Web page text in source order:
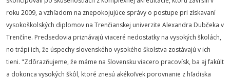
roku 2009, a vzhľadom na znepokojujúce správy o postupe pri získavaní
vysokoškolských diplomov na Trenčianskej univerzite Alexandra Dubčeka v
Trenčíne. Predsedovia priznávajú viaceré nedostatky na vysokých školách,
no trápi ich, že úspechy slovenského vysokého školstva zostávajú v ich
tieni. "Zdôrazňujeme, že máme na Slovensku viacero pracovísk, ba aj fakúlt
a dokonca vysokých škôl, ktoré znesú akékoľvek porovnanie z hľadiska